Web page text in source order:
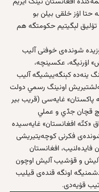
حتا اۉز خلقی بیلن بو
لېگیتیم حکومتگه هم
شونده‌ی خوفنی آلیب
اۉرنیگه، عکسینچه‌،
ینه‌ده کېنگه‌ییشیگه آلیب
اونینگ رسمي دولت
غایه‌سی (قریب بیر
قچان جدّي و عملي
«کتّه‌ افغانستان» غایه‌سیده
فکرنی کوچه‌یتیریشی
افغانستان
و قۉشیب آلیش اوچون
اونگه قنده‌ی قیلیب
قۉیه‌دی.